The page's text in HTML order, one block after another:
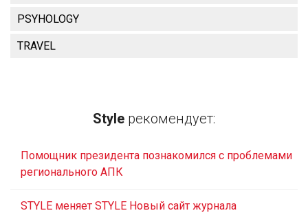
PSYHOLOGY
TRAVEL
Style рекомендует:
Помощник президента познакомился с проблемами
регионального АПК
STYLE меняет STYLE Новый сайт журнала